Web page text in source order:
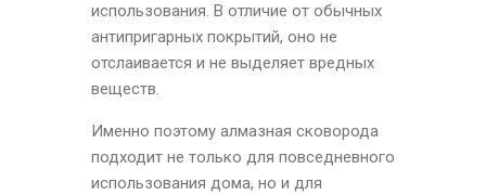
использования. В отличие от обычных
антипригарных покрытий, оно не
отслаивается и не выделяет вредных
веществ.
Именно поэтому алмазная сковорода
подходит не только для повседневного
использования дома, но и для